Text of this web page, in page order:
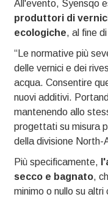
All'evento, Syensqo
produttori di
ecologiche, al fine
“Le normative più
delle vernici e dei
acqua. Consentire
nuovi additivi.
mantenendo allo
progettati su misura
della divisione North-
Più specificamente,
secco e bagnato,
minimo o nullo su